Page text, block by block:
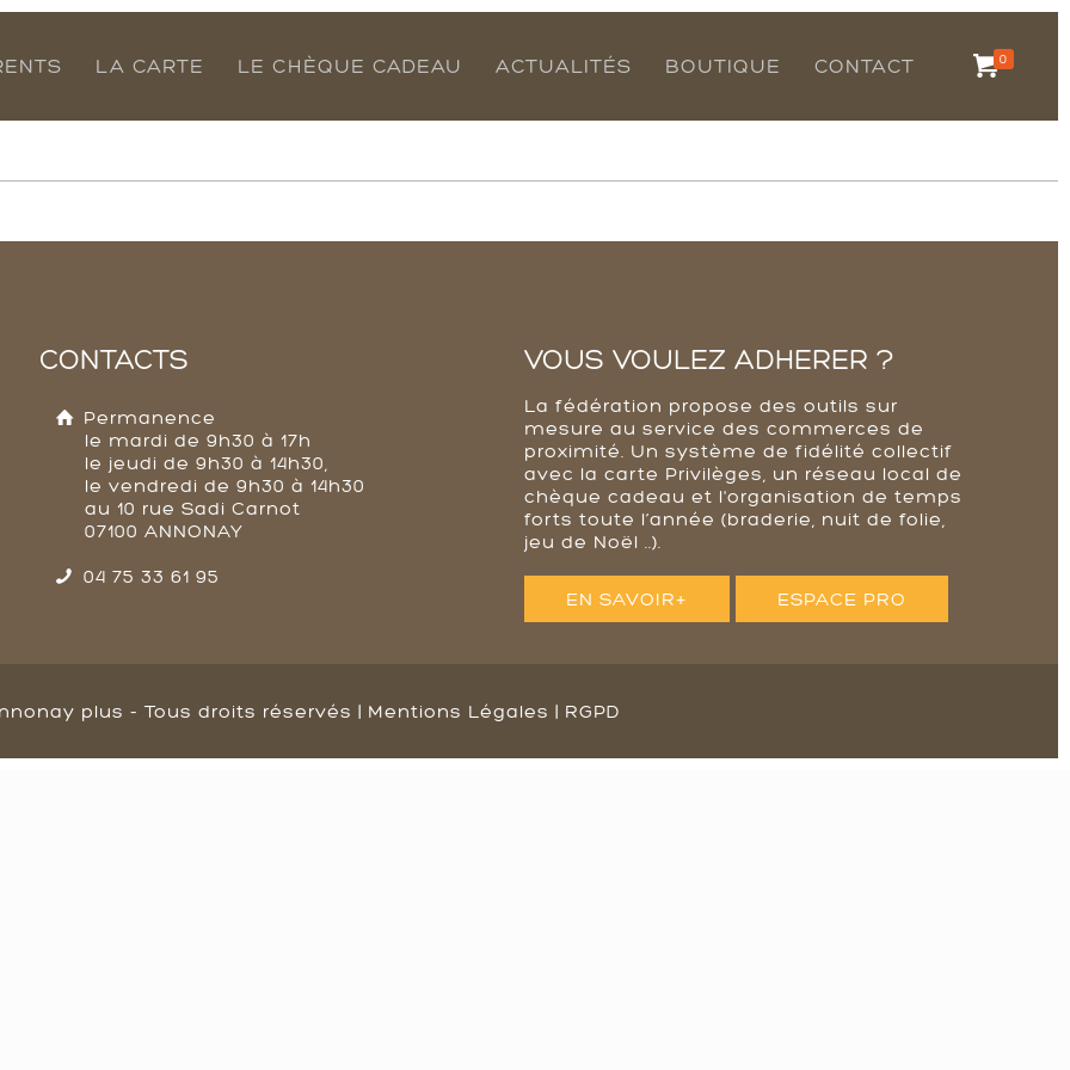
LA CARTE LE CHÈQUE CADEAU ACTUALITÉS BOUTIQUE CONTACT 0
CONTACTS
Permanence
le mardi de 9h30 à 17h
le jeudi de 9h30 à 14h30,
le vendredi de 9h30 à 14h30
au 10 rue Sadi Carnot
07100 ANNONAY
04 75 33 61 95
VOUS VOULEZ ADHERER ?
La fédération propose des outils sur
mesure au service des commerces de
proximité. Un système de fidélité collectif
avec la carte Privilèges, un réseau local de
chèque cadeau et l'organisation de temps
forts toute l’année (braderie, nuit de folie,
jeu de Noël ..).
EN SAVOIR+ ESPACE PRO
plus - Tous droits réservés | Mentions Légales | RGPD